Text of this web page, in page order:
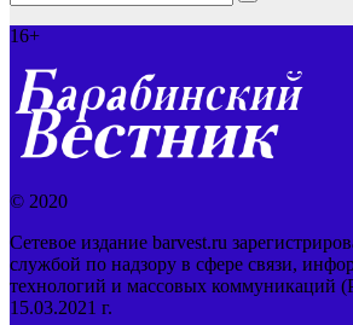
16+
© 2020
Сетевое издание barvest.ru
службой по надзору в сфере связи,
технологий и массовых коммуникаций
15.03.2021 г.